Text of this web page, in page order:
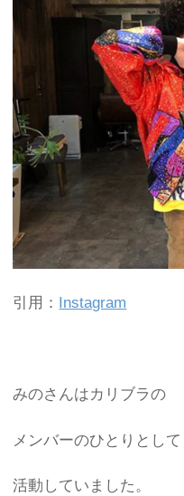
引用： Instagram
みのさんはカリブラの
メンバーのひとりとして
活動していました。